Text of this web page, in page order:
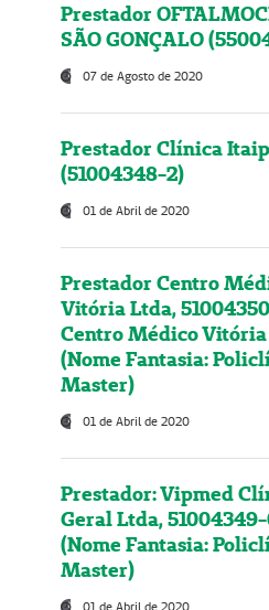
Prestador
SÃO GONÇALO
07 de Agosto de 2020
Prestador Clínica
(51004348-2)
01 de Abril de 2020
Prestador Centro
Vitória Ltda,
Centro Médico
(Nome Fantasia:
Master)
01 de Abril de 2020
Prestador: Vipmed
Geral Ltda,
(Nome Fantasia:
Master)
01 de Abril de 2020